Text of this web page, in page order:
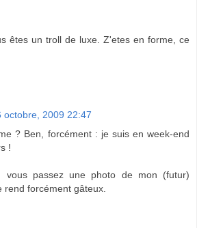
êtes un troll de luxe. Z'etes en forme, ce
octobre, 2009 22:47
? Ben, forcément : je suis en week-end
!
vous passez une photo de mon (futur)
rend forcément gâteux.